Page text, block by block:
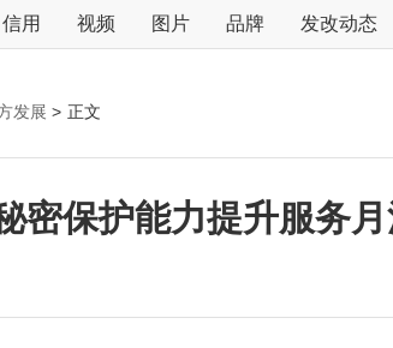
信用 视频 图片 品牌 发改动态
发展 > 正文
密保护能力提升服务